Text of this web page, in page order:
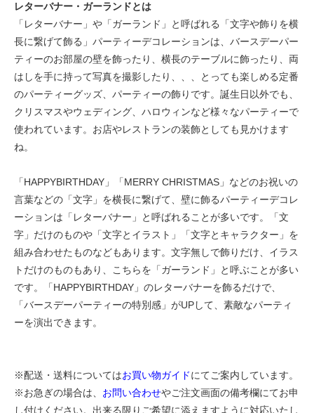
レターバナー・ガーランドとは
「レターバナー」や「ガーランド」と呼ばれる「文字や飾りを横
長に繋げて飾る」パーティーデコレーションは、バースデーパー
ティーのお部屋の壁を飾ったり、横長のテーブルに飾ったり、両
はしを手に持って写真を撮影したり、、、とっても楽しめる定番
のパーティーグッズ、パーティーの飾りです。誕生日以外でも、
クリスマスやウェディング、ハロウィンなど様々なパーティーで
使われています。お店やレストランの装飾としても見かけます
ね。
「HAPPYBIRTHDAY」「MERRY CHRISTMAS」などのお祝いの
言葉などの「文字」を横長に繋げて、壁に飾るパーティーデコレ
ーションは「レターバナー」と呼ばれることが多いです。「文
字」だけのものや「文字とイラスト」「文字とキャラクター」を
組み合わせたものなどもあります。文字無しで飾りだけ、イラス
トだけのものもあり、こちらを「ガーランド」と呼ぶことが多い
です。「HAPPYBIRTHDAY」のレターバナーを飾るだけで、
「バースデーパーティーの特別感」がUPして、素敵なパーティ
ーを演出できます。
※配送・送料についてはお買い物ガイドにてご案内しています。
※お急ぎの場合は、 お問い合わせやご注文画面の備考欄にてお申
し付けください。出来る限りご希望に添えますように対応いたし